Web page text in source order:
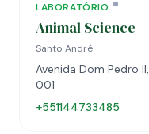
LABORATÓRIO
Animal Science
Santo André
Avenida Dom Pedro
001
+551144733485